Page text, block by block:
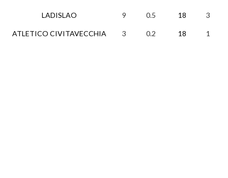
LADISLAO
ATLETICO CIVITAVECCHIA
9 0.5 18 3
3 0.2 18 1